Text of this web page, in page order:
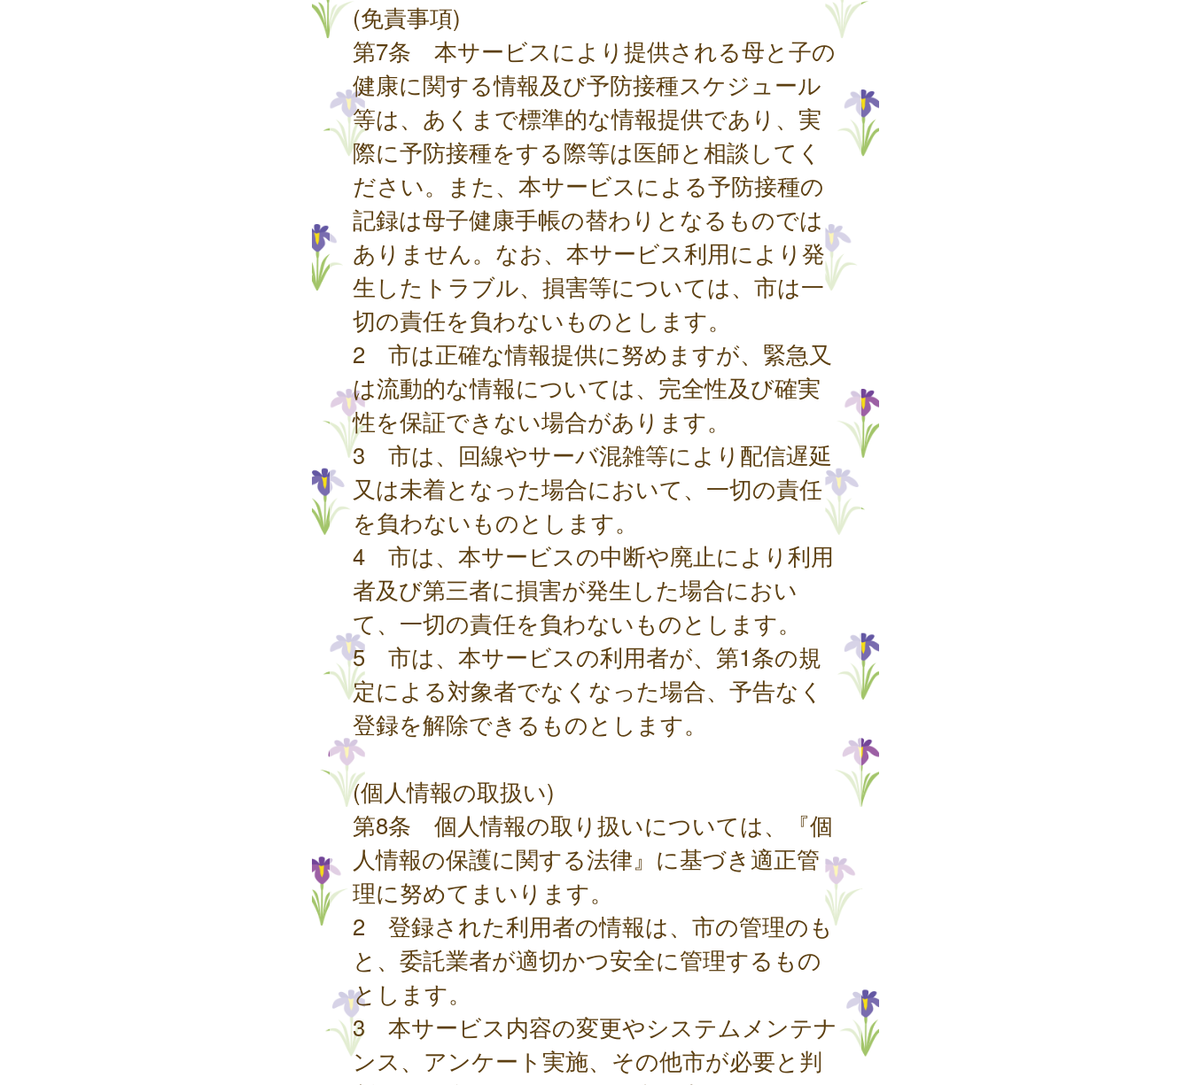
(免責事項)
第7条 本サービスにより提供される母と子の
健康に関する情報及び予防接種スケジュール
等は、あくまで標準的な情報提供であり、実
際に予防接種をする際等は医師と相談してく
ださい。また、本サービスによる予防接種の
記録は母子健康手帳の替わりとなるものでは
ありません。なお、本サービス利用により発
生したトラブル、損害等については、市は一
切の責任を負わないものとします。
2 市は正確な情報提供に努めますが、緊急又
は流動的な情報については、完全性及び確実
性を保証できない場合があります。
3 市は、回線やサーバ混雑等により配信遅延
又は未着となった場合において、一切の責任
を負わないものとします。
4 市は、本サービスの中断や廃止により利用
者及び第三者に損害が発生した場合におい
て、一切の責任を負わないものとします。
5 市は、本サービスの利用者が、第1条の規
定による対象者でなくなった場合、予告なく
登録を解除できるものとします。
(個人情報の取扱い)
第8条 個人情報の取り扱いについては、『個
人情報の保護に関する法律』に基づき適正管
理に努めてまいります。
2 登録された利用者の情報は、市の管理のも
と、委託業者が適切かつ安全に管理するもの
とします。
3 本サービス内容の変更やシステムメンテナ
ンス、アンケート実施、その他市が必要と判